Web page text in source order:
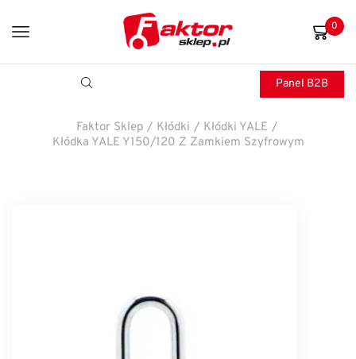
0
Panel B2B
Faktor Sklep / Kłódki / Kłódki YALE /
Kłódka YALE Y150/120 Z Zamkiem Szyfrowym